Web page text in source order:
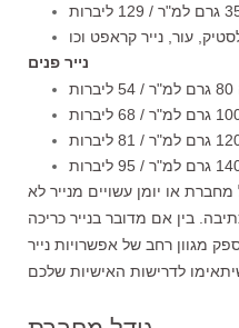
נייר פנים
או יומן עשויים מנייר לא
בין אם מדובר בנייר כריכה
מגוון רחב של אפשרויות נייר